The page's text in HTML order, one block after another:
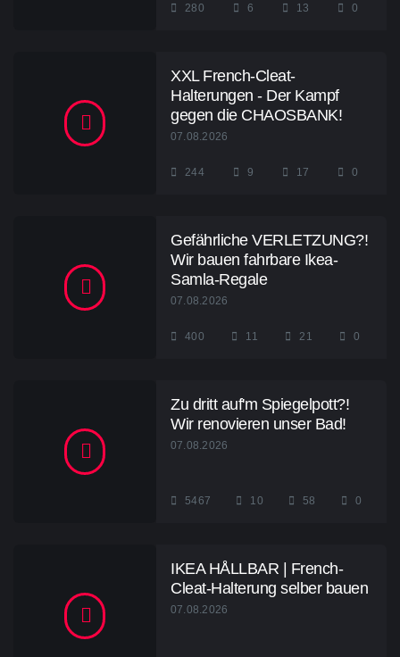
280 6 13 0
XXL French-Cleat-
Halterungen - Der Kampf
gegen die CHAOSBANK!
07.08.2026
244 9 17 0
Gefährliche VERLETZUNG?!
Wir bauen fahrbare Ikea-
Samla-Regale
07.08.2026
400 11 21 0
Zu dritt auf'm Spiegelpott?!
Wir renovieren unser Bad!
07.08.2026
5467 10 58 0
IKEA HÅLLBAR | French-
Cleat-Halterung selber bauen
07.08.2026